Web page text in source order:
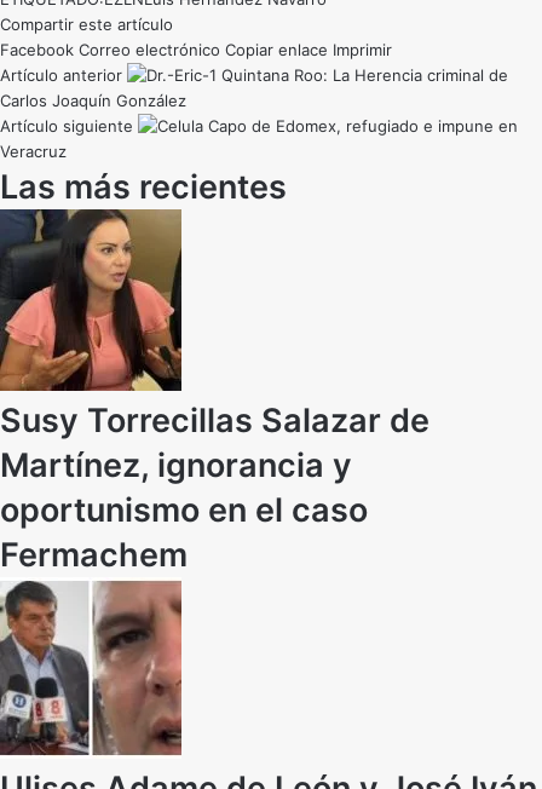
Compartir este artículo
Facebook Correo electrónico Copiar enlace Imprimir
Artículo anterior
Quintana Roo: La Herencia criminal de
Carlos Joaquín González
Artículo siguiente
Capo de Edomex, refugiado e impune en
Veracruz
Las más recientes
Susy Torrecillas Salazar de
Martínez, ignorancia y
oportunismo en el caso
Fermachem